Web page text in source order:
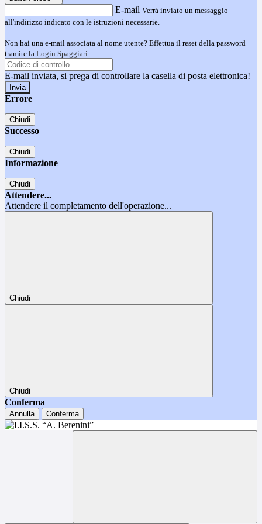
E-mail Verrà inviato un messaggio
all'indirizzo indicato con le istruzioni necessarie.
Non hai una e-mail associata al nome utente? Effettua il reset della password
tramite la Login Spaggiari
E-mail inviata, si prega di controllare la casella di posta elettronica!
Errore
Chiudi
Successo
Chiudi
Informazione
Chiudi
Attendere...
Attendere il completamento dell'operazione...
Chiudi
Chiudi
Conferma
Annulla Conferma